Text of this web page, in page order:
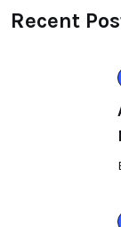
Recent